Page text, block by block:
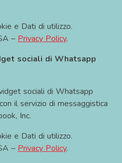
e Dati di utilizzo.
– Privacy Policy.
sociali di Whatsapp
sociali di Whatsapp
il servizio di messaggistica
Inc.
e Dati di utilizzo.
– Privacy Policy.